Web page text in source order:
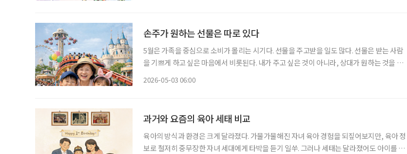
손주가 원하는 선물은 따로 있다
5월은 가족을 중심으로 소비가 몰리는 시기다. 선물을 주고받을 일도 많다. 선물은 받는 사람
을 기쁘게 하고 싶은 마음에서 비롯된다. 내가 주고 싶은 것이 아니라, 상대가 원하는 것을 선
2026-05-03 06:00
과거와 요즘의 육아 세태 비교
육아의 방식과 환경은 크게 달라졌다. 가물가물해진 자녀 육아 경험을 되짚어보지만, 육아 정
보로 철저히 중무장한 자녀 세대에게 타박을 듣기 일쑤. 그러나 세태는 달라졌어도 아이를 향